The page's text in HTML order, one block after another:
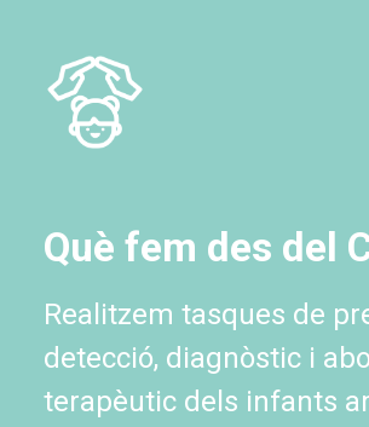
Què fem des del
Realitzem tasques de
detecció, diagnòstic i
terapèutic dels infants